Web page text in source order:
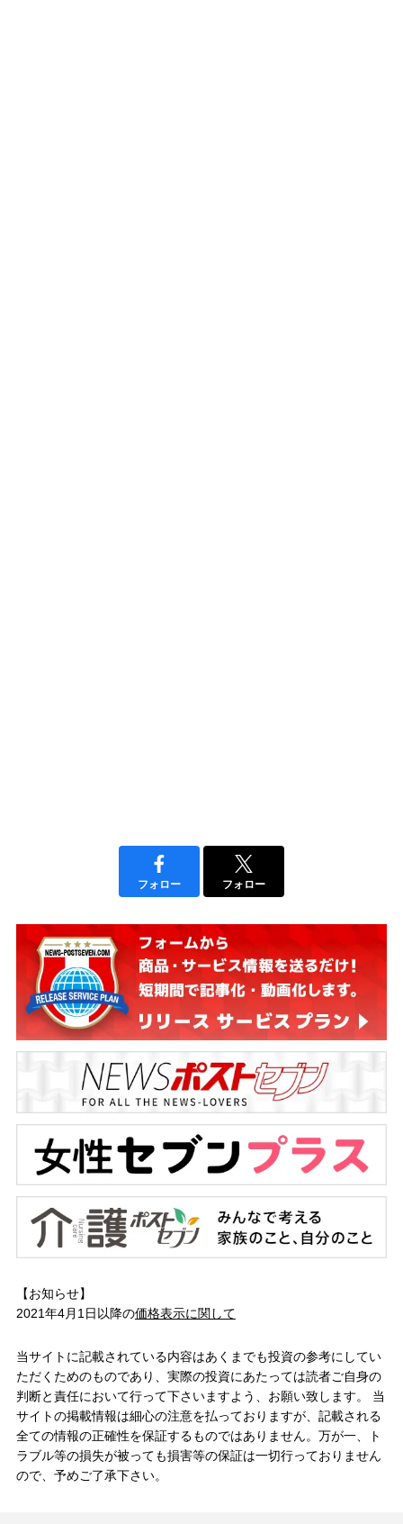
フォロー フォロー
【お知らせ】
2021年4月1日以降の価格表示に関して
当サイトに記載されている内容はあくまでも投資の参考にしてい
ただくためのものであり、実際の投資にあたっては読者ご自身の
判断と責任において行って下さいますよう、お願い致します。 当
サイトの掲載情報は細心の注意を払っておりますが、記載される
全ての情報の正確性を保証するものではありません。万が一、ト
ラブル等の損失が被っても損害等の保証は一切行っておりません
ので、予めご了承下さい。